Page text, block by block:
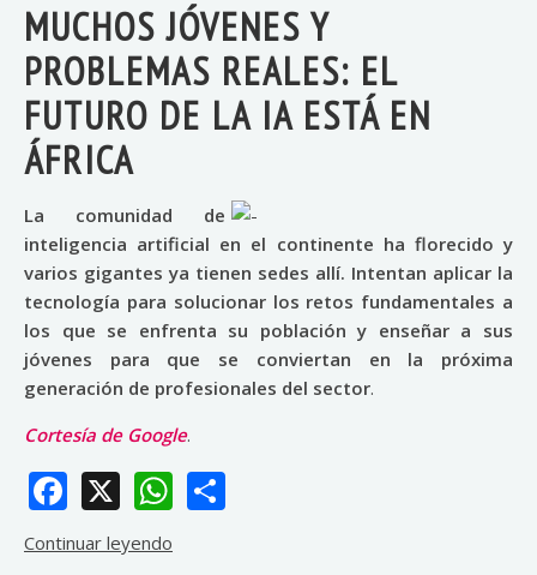
MUCHOS JÓVENES Y
PROBLEMAS REALES: EL
FUTURO DE LA IA ESTÁ EN
ÁFRICA
La comunidad de
inteligencia artificial en el continente ha florecido y
varios gigantes ya tienen sedes allí. Intentan aplicar la
tecnología para solucionar los retos fundamentales a
los que se enfrenta su población y enseñar a sus
jóvenes para que se conviertan en la próxima
generación de profesionales del sector.
Cortesía de Google.
Facebook
X WhatsApp
Continuar leyendo